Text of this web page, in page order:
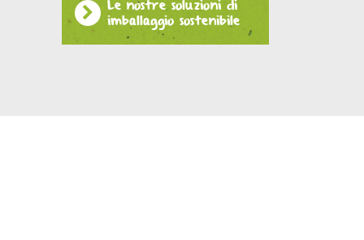
Le nostre soluzioni di
imballaggio sostenibile